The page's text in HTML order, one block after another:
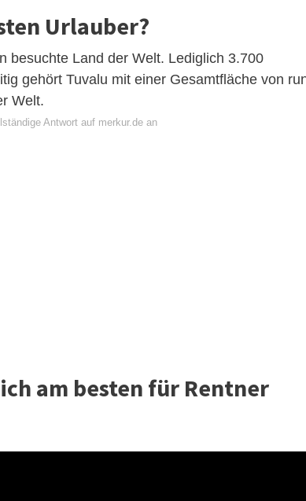
Urlauber?
besuchte Land der Welt. Lediglich 3.700
gehört Tuvalu mit einer Gesamtfläche von
Welt.
Antwort auf merkur.de an
am besten für Rentner